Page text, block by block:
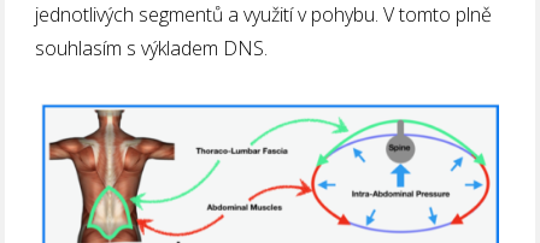
jednotlivých segmentů a využití v pohybu. V tomto plně
souhlasím s výkladem DNS.